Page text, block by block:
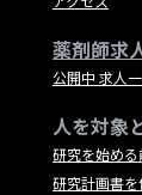
薬剤師求
公開中 求人
人を対象
研究を始める
研究計画書を